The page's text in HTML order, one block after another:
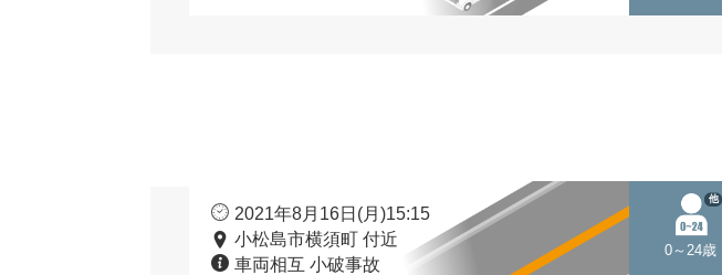
2021年8月16日(月)15:15
小松島市横須町 付近
車両相互 小破事故
0～24歳
他